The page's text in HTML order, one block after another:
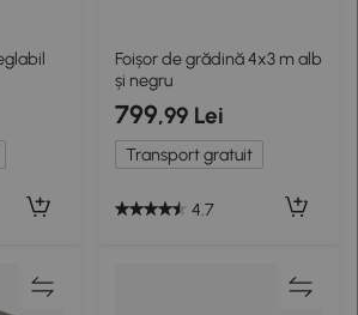
Foișor de grădină 4x3 m alb
și negru
799,99 Lei
Transport gratuit
4.7